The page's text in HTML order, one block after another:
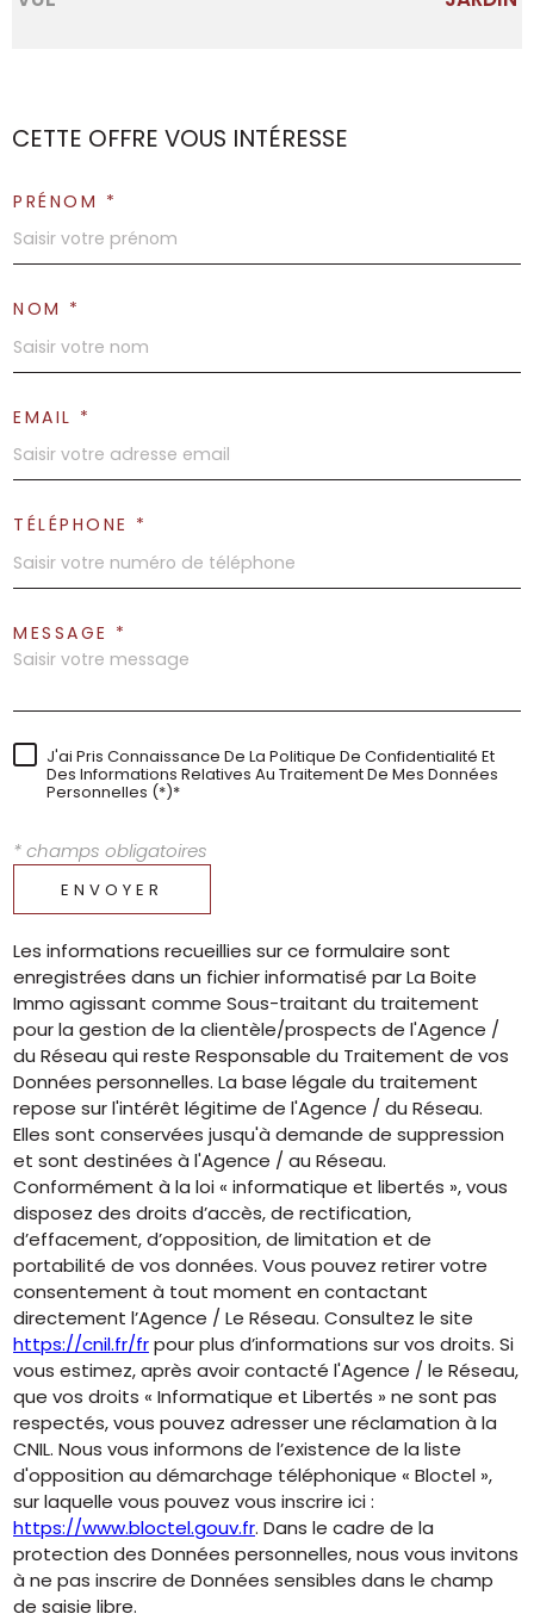
CETTE OFFRE VOUS INTÉRESSE
PRÉNOM *
NOM *
EMAIL *
TÉLÉPHONE *
MESSAGE *
J'ai Pris Connaissance De La Politique De Confidentialité Et
Des Informations Relatives Au Traitement De Mes Données
Personnelles (*)*
* champs obligatoires
ENVOYER
Les informations recueillies sur ce formulaire sont
enregistrées dans un fichier informatisé par La Boite
Immo agissant comme Sous-traitant du traitement
pour la gestion de la clientèle/prospects de l'Agence /
du Réseau qui reste Responsable du Traitement de vos
Données personnelles. La base légale du traitement
repose sur l'intérêt légitime de l'Agence / du Réseau.
Elles sont conservées jusqu'à demande de suppression
et sont destinées à l'Agence / au Réseau.
Conformément à la loi « informatique et libertés », vous
disposez des droits d’accès, de rectification,
d’effacement, d’opposition, de limitation et de
portabilité de vos données. Vous pouvez retirer votre
consentement à tout moment en contactant
directement l’Agence / Le Réseau. Consultez le site
https://cnil.fr/frpour plus d’informations sur vos droits. Si
vous estimez, après avoir contacté l'Agence / le Réseau,
que vos droits « Informatique et Libertés » ne sont pas
respectés, vous pouvez adresser une réclamation à la
CNIL. Nous vous informons de l’existence de la liste
d'opposition au démarchage téléphonique « Bloctel »,
sur laquelle vous pouvez vous inscrire ici :
https://www.bloctel.gouv.fr. Dans le cadre de la
protection des Données personnelles, nous vous invitons
à ne pas inscrire de Données sensibles dans le champ
de saisie libre.